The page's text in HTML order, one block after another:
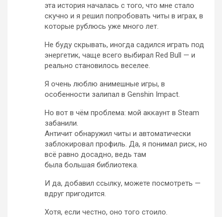
эта история началась с того, что мне стало
скучно и я решил попробовать читы в играх, в
которые рублюсь уже много лет.
Не буду скрывать, иногда садился играть под
энергетик, чаще всего выбирал Red Bull — и
реально становилось веселее.
Я очень люблю анимешные игры, в
особенности залипал в Genshin Impact.
Но вот в чём проблема: мой аккаунт в Steam
забанили.
Античит обнаружил читы и автоматически
заблокировал профиль. Да, я понимал риск, но
всё равно досадно, ведь там
была большая библиотека.
И да, добавил ссылку, можете посмотреть —
вдруг пригодится.
Хотя, если честно, оно того стоило.